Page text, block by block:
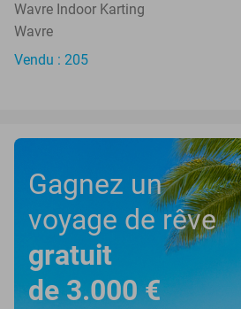
Wavre Indoor Karting
Wavre
Vendu : 205
Gagnez un
voyage de rêve
gratuit
de 3.000 €